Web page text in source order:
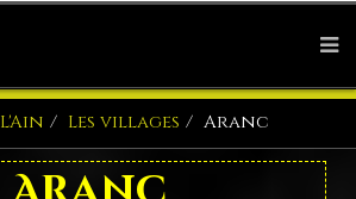
L'Ain Les villages Aranc